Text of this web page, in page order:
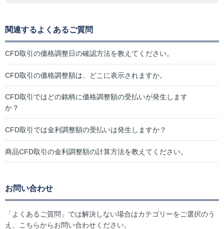
関連するよくあるご質問
CFD取引の価格調整日の確認方法を教えてください。
CFD取引の価格調整額は、どこに表示されますか。
CFD取引ではどの銘柄に価格調整額の受払いが発生します
か？
CFD取引では金利調整額の受払いは発生しますか？
商品CFD取引の金利調整額の計算方法を教えてください。
お問い合わせ
「よくあるご質問」では解決しない場合はカテゴリーをご選択のう
え、こちらからお問い合わせください。